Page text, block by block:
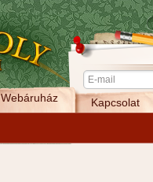
Webáruház Kapcsolat